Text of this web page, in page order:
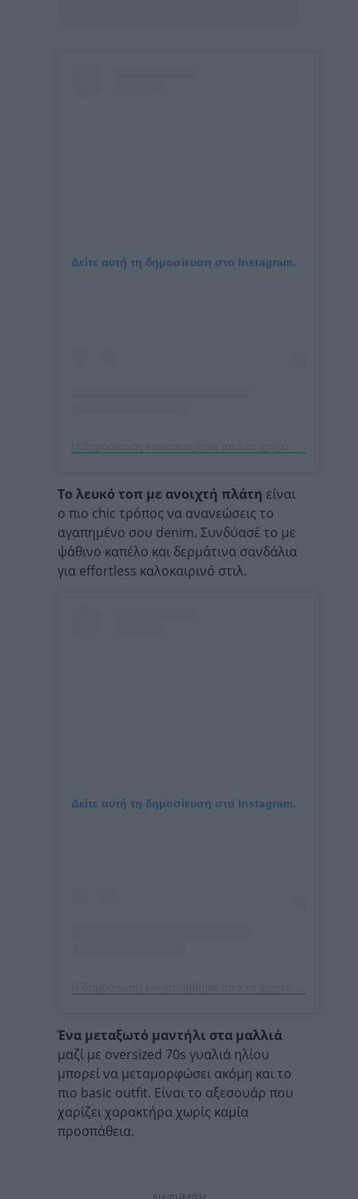
Δείτε αυτή τη δημοσίευση στο Instagram.
Το λευκό τοπ με ανοιχτή πλάτη είναι
ο πιο chic τρόπος να ανανεώσεις το
αγαπημένο σου denim. Συνδύασέ το με
ψάθινο καπέλο και δερμάτινα σανδάλια
για effortless καλοκαιρινό στιλ.
Δείτε αυτή τη δημοσίευση στο Instagram.
Ένα μεταξωτό μαντήλι στα μαλλιά
μαζί με oversized 70s γυαλιά ηλίου
μπορεί να μεταμορφώσει ακόμη και το
πιο basic outfit. Είναι το αξεσουάρ που
χαρίζει χαρακτήρα χωρίς καμία
προσπάθεια.